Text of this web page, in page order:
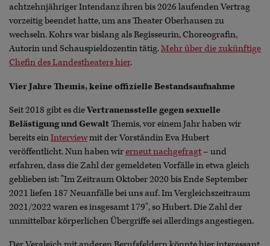
achtzehnjähriger Intendanz ihren bis 2026 laufenden Vertrag
vorzeitig beendet hatte, um ans Theater Oberhausen zu
wechseln. Kohrs war bislang als Regisseurin, Choreografin,
Autorin und Schauspieldozentin tätig.Mehr über die zukünftige
Chefin des Landestheaters hier.
Vier Jahre Themis, keine offizielle Bestandsaufnahme
Seit 2018 gibt es dieVertrauensstelle gegen sexuelle
Belästigung und GewaltThemis, vor einem Jahr haben wir
bereits einInterviewmit der Vorständin Eva Hubert
veröffentlicht. Nun haben wirerneut nachgefragt – und
erfahren, dass die Zahl der gemeldeten Vorfälle in etwa gleich
geblieben ist: "Im Zeitraum Oktober 2020 bis Ende September
2021 liefen 187 Neuanfälle bei uns auf. Im Vergleichszeitraum
2021/2022 waren es insgesamt 179", so Hubert. Die Zahl der
unmittelbar körperlichen Übergriffe sei allerdings angestiegen.